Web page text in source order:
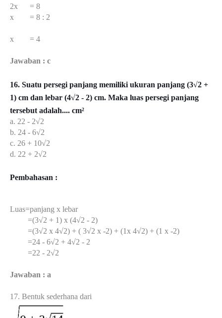
2x = 8
x = 8 : 2
x = 4
Jawaban : c
16. Suatu persegi panjang memiliki ukuran panjang (3√2 +
1) cm dan lebar (4√2 - 2) cm. Maka luas persegi panjang
tersebut adalah.... cm²
a. 22 - 2√2
b. 24 - 6√2
c. 26 + 10√2
d. 22 + 2√2
Pembahasan :
Luas=panjang x lebar
=(3√2 + 1) x (4√2 - 2)
=(3√2 x 4√2) + ( 3√2 x -2) + (1x 4√2) + (1 x -2)
=24 - 6√2 + 4√2 - 2
=22 - 2√2
Jawaban : a
17. Bentuk sederhana dari